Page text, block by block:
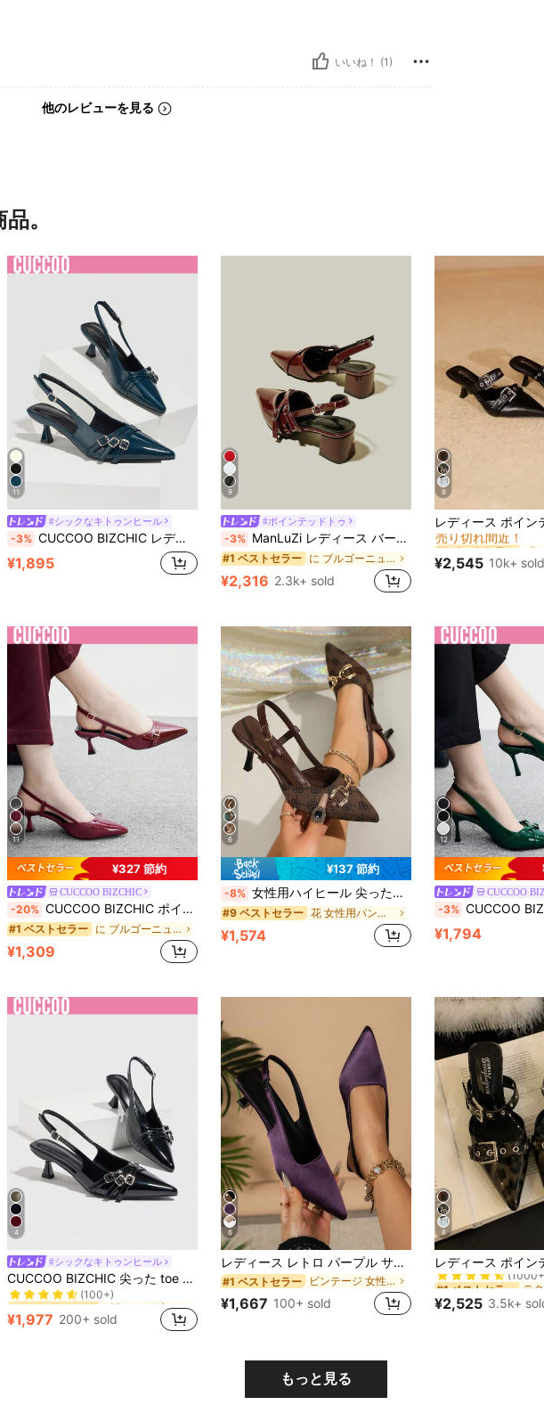
いいね！ (1)
他のレビューを見る
。
11
#シックなキトゥンヒール
-3% CUCCOO BIZCHIC レディース ポインテッドトゥ スティレットヒール スリングバック ローヴァンプ パーティーシューズ 春夏 クリスマス用
¥1,895
9
#ポインテッドトゥ
-3% ManLuZi レディース バーガンディ ポインテッドトゥ シングルストラップ チャンキーヒール ハイヒールパンプス エレガント フォーマル スリングバックストラップ付き
#1 ベストセラー に ブルゴーニュ 女性用パンプス
¥2,316 2.3k+ sold
8
#1 ベストセラー
売り切れ間近！
#1 ベストセラー
売り切れ間近！
#1 ベストセラー
売り切れ間近！
#1 ベストセラー
¥2,545 10k+ sold
11
¥327 節約
CUCCOO BIZCHIC
-20% CUCCOO BIZCHIC ポインテッドトゥ キトゥンヒール バーガンディーバックストラップドレスパンプス、パーティー/通勤 ミドルヒールミュールシューズ
#1 ベストセラー に ブルゴーニュ ヒール付きミュール
¥1,309
6
¥137 節約
-8% 女性用ハイヒール 尖った先端 フローラル刺繍 バックルストラップデザイン
#9 ベストセラー 花 女性用パンプス
¥1,574
12
CUCCOO
-3% CUCCOO BIZCHIC 通勤用 エレガントなポ
¥1,794
4
#シックなキトゥンヒール
CUCCOO BIZCHIC 尖った toe の細いスティレットヒール スリッポン ローヴァンプ バックストラップパーティーシューズ、春夏
#10 ベストセラー
(100+)
#10 ベストセラー
(100+)
#10 ベストセラー
(100+)
#10 ベストセラー
ピラミッド 女性用パンプス
¥1,977 200+ sold
6
レディース レトロ パープル サテン ポインテッドトゥ キトゥンヒール サンダル、エレガントなスリッポンパンプス バックプルタブ付き、ミドルヒールシューズ デイリー通勤 & パーティー用
#1 ベストセラー ビンテージ 女性用パンプス
¥1,667 100+ sold
8
#1 ベストセラー
(1000+)
#1 ベストセラー
#1 ベストセラー
#1 ベストセラー
¥2,525 3.5k+
もっと見る